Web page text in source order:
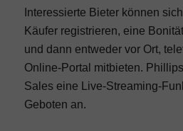
Interessierte Bieter können
Käufer registrieren, eine
und dann entweder vor Ort,
Online-Portal mitbieten.
Sales eine Live-Streaming-
Geboten an.